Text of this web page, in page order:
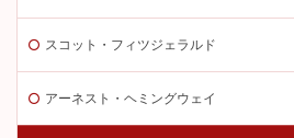
スコット・フィツジェラルド
アーネスト・ヘミングウェイ